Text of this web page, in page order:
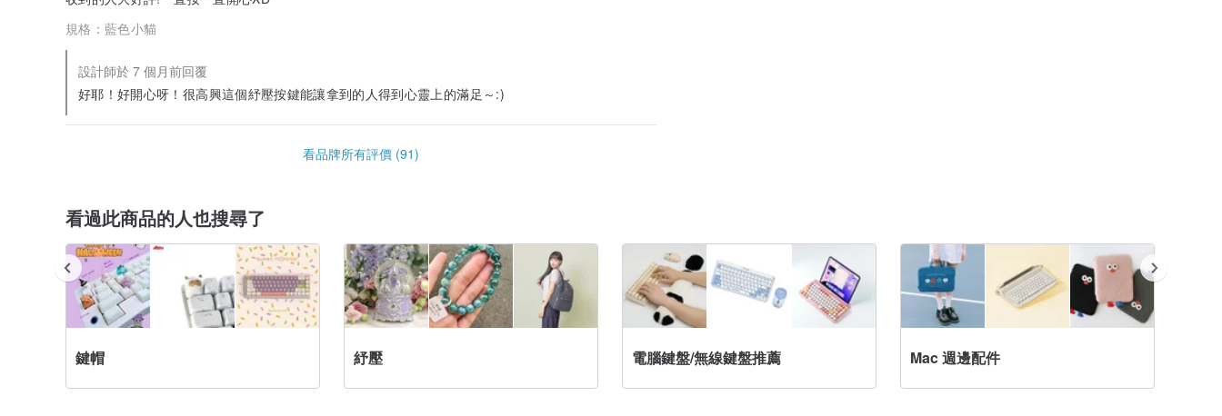
規格：藍色小貓
設計師於 7 個月前回覆
好耶！好開心呀！很高興這個紓壓按鍵能讓拿到的人得到心靈上的滿足～:)
看品牌所有評價 (91)
看過此商品的人也搜尋了
鍵帽 紓壓 電腦鍵盤/無線鍵盤推薦 Mac 週邊配件